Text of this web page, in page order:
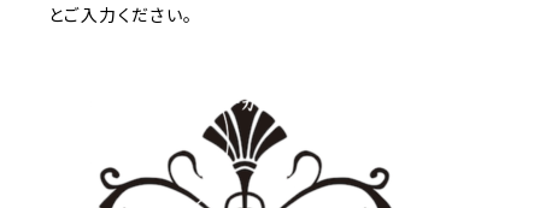
とご入力ください。